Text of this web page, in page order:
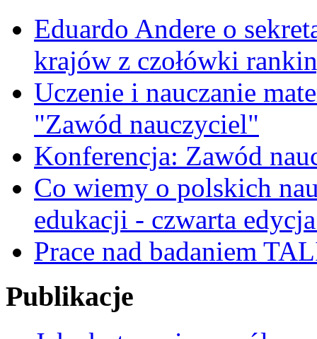
Eduardo Andere o
krajów z czołówki
Uczenie i nauczanie
"Zawód nauczyciel"
Konferencja: Zawód
Co wiemy o polskich
edukacji - czwarta
Prace nad badaniem
Publikacje